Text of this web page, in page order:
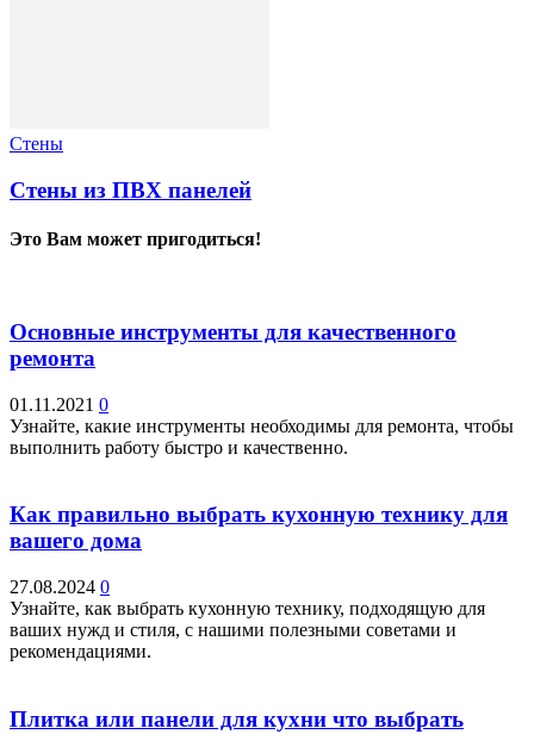
Стены
Стены из ПВХ панелей
Это Вам может пригодиться!
Основные инструменты для качественного
ремонта
01.11.2021 0
Узнайте, какие инструменты необходимы для ремонта, чтобы
выполнить работу быстро и качественно.
Как правильно выбрать кухонную технику для
вашего дома
27.08.2024 0
Узнайте, как выбрать кухонную технику, подходящую для
ваших нужд и стиля, с нашими полезными советами и
рекомендациями.
Плитка или панели для кухни что выбрать